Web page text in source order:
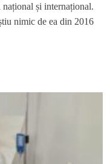
și internațional.
nimic de ea din 2016